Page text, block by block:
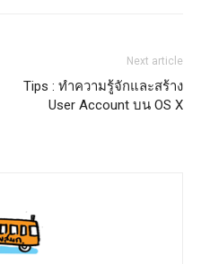
Next article
Tips : ทำความรู้จักและสร้าง
User Account บน OS X